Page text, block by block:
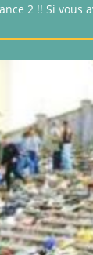
2 !! Si vous